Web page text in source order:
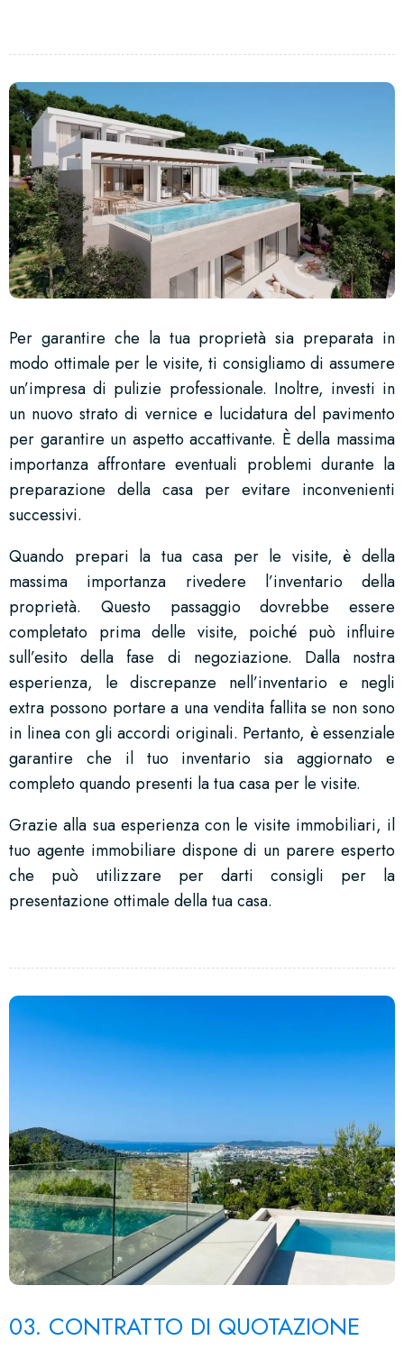
Per garantire che la tua proprietà sia preparata in
modo ottimale per le visite, ti consigliamo di assumere
un’impresa di pulizie professionale. Inoltre, investi in
un nuovo strato di vernice e lucidatura del pavimento
per garantire un aspetto accattivante. È della massima
importanza affrontare eventuali problemi durante la
preparazione della casa per evitare inconvenienti
successivi.
Quando prepari la tua casa per le visite, è della
massima importanza rivedere l’inventario della
proprietà. Questo passaggio dovrebbe essere
completato prima delle visite, poiché può influire
sull’esito della fase di negoziazione. Dalla nostra
esperienza, le discrepanze nell’inventario e negli
extra possono portare a una vendita fallita se non sono
in linea con gli accordi originali. Pertanto, è essenziale
garantire che il tuo inventario sia aggiornato e
completo quando presenti la tua casa per le visite.
Grazie alla sua esperienza con le visite immobiliari, il
tuo agente immobiliare dispone di un parere esperto
che può utilizzare per darti consigli per la
presentazione ottimale della tua casa.
03. CONTRATTO DI QUOTAZIONE